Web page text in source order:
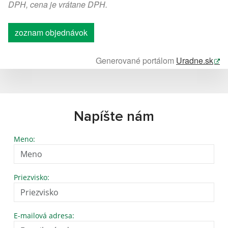
DPH, cena je vrátane DPH.
zoznam objednávok
Generované portálom Uradne.sk
Napíšte nám
Meno:
Priezvisko:
E-mailová adresa: